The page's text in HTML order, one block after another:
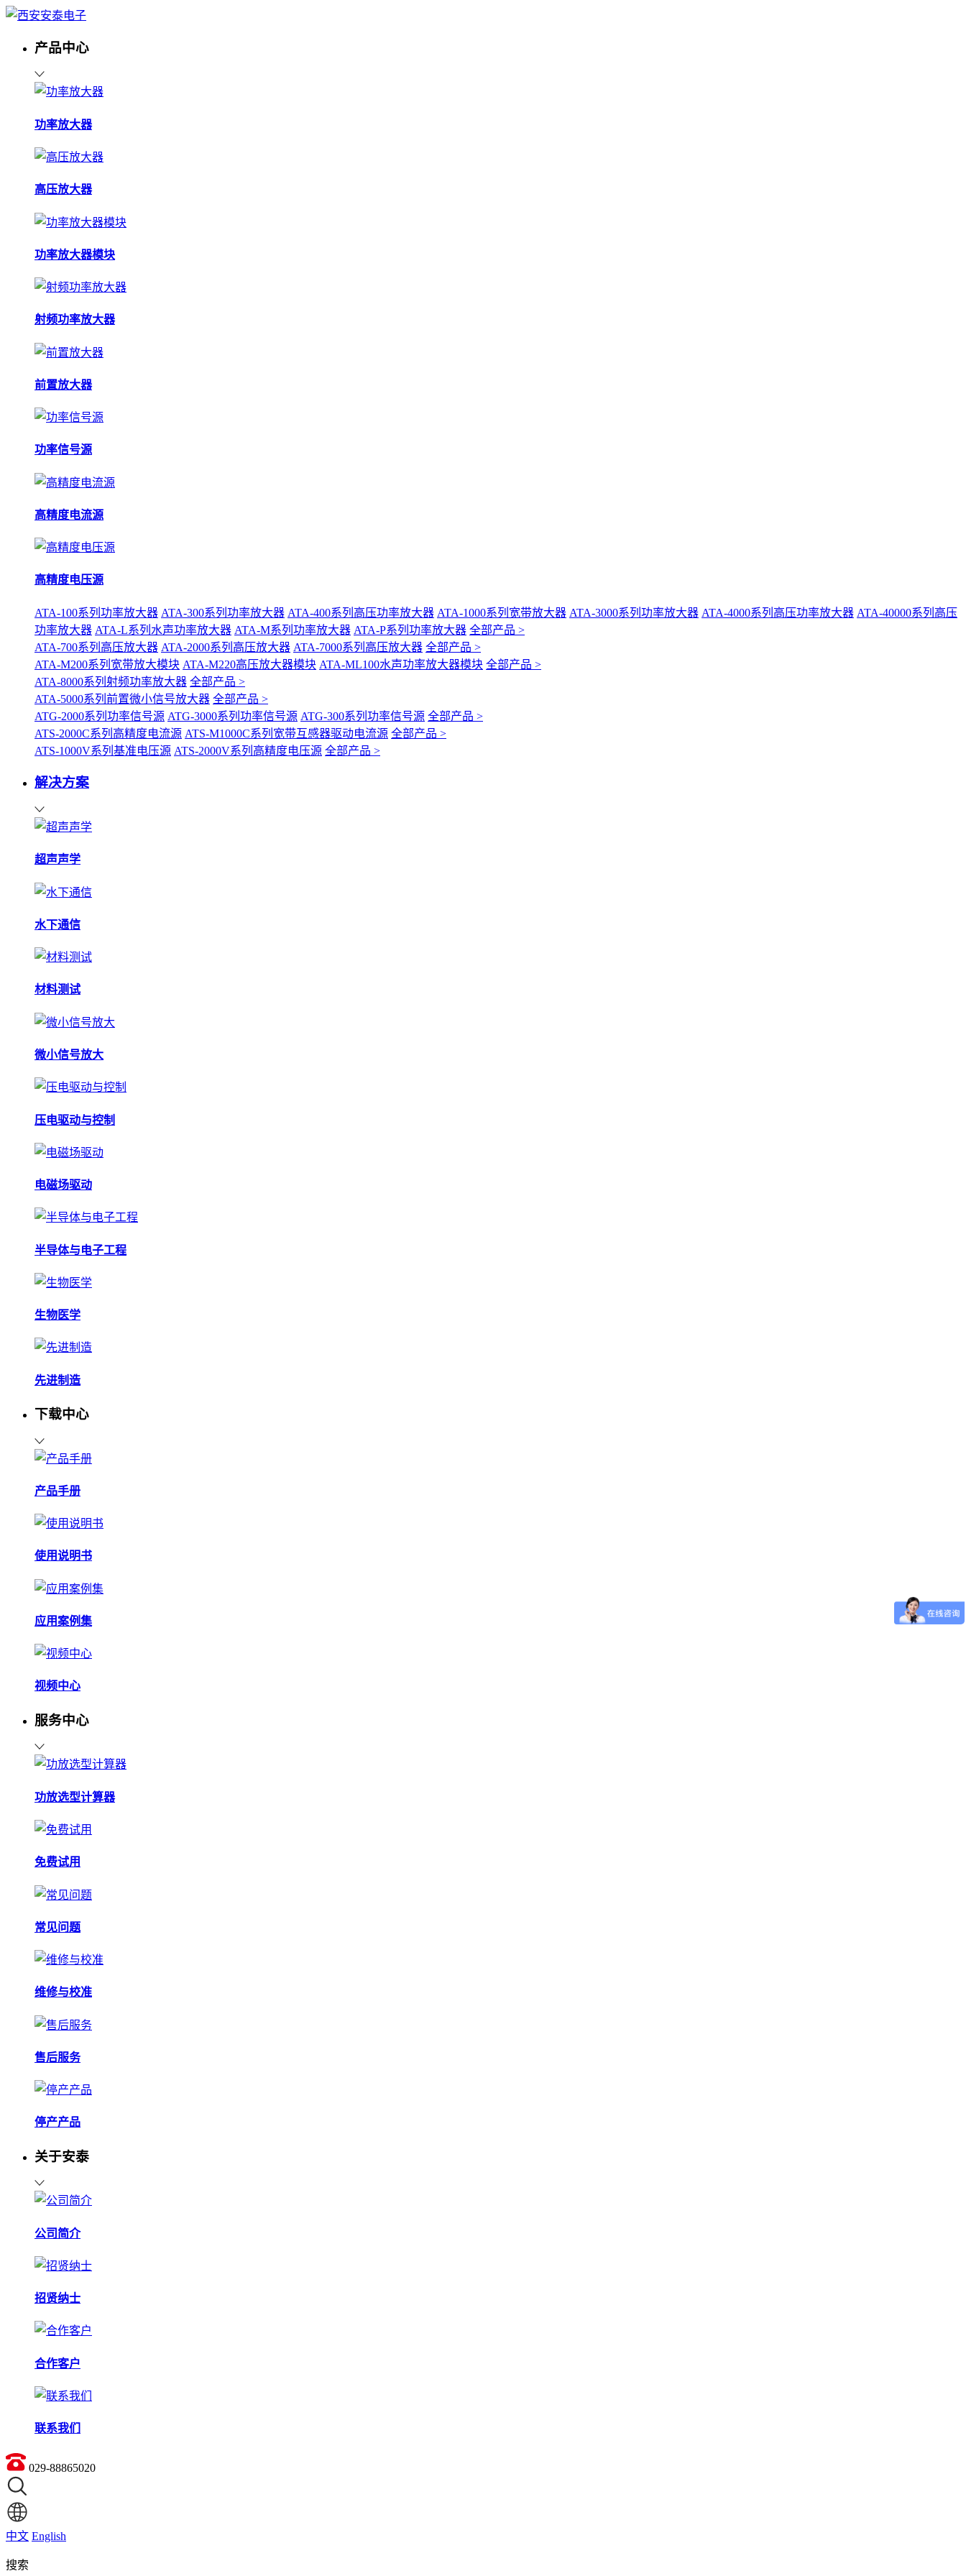
产品中心
功率放大器
高压放大器
功率放大器模块
射频功率放大器
前置放大器
功率信号源
高精度电流源
高精度电压源
ATA-100系列功率放大器 ATA-300系列功率放大器 ATA-400系列高压功率放大器 ATA-1000系列宽带放大器 ATA-3000系列功率放大器 ATA-4000系列高压功率放大器 ATA-40000系列高压
功率放大器 ATA-L系列水声功率放大器 ATA-M系列功率放大器 ATA-P系列功率放大器 全部产品 >
ATA-700系列高压放大器 ATA-2000系列高压放大器 ATA-7000系列高压放大器 全部产品 >
ATA-M200系列宽带放大模块 ATA-M220高压放大器模块 ATA-ML100水声功率放大器模块 全部产品 >
ATA-8000系列射频功率放大器 全部产品 >
ATA-5000系列前置微小信号放大器 全部产品 >
ATG-2000系列功率信号源 ATG-3000系列功率信号源 ATG-300系列功率信号源 全部产品 >
ATS-2000C系列高精度电流源 ATS-M1000C系列宽带互感器驱动电流源 全部产品 >
ATS-1000V系列基准电压源 ATS-2000V系列高精度电压源 全部产品 >
解决方案
超声声学
水下通信
材料测试
微小信号放大
压电驱动与控制
电磁场驱动
半导体与电子工程
生物医学
先进制造
下载中心
产品手册
使用说明书
应用案例集
视频中心
服务中心
功放选型计算器
免费试用
常见问题
维修与校准
售后服务
停产产品
关于安泰
公司简介
招贤纳士
合作客户
联系我们
029-88865020
中文 English
搜索